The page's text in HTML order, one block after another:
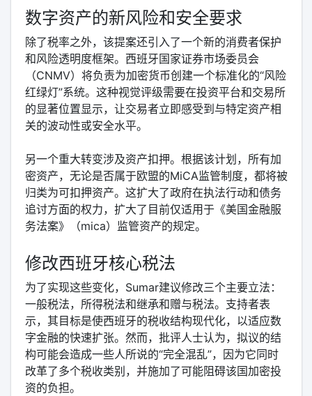
数字资产的新风险和安全要求
除了税率之外，该提案还引入了一个新的消费者保护
和风险透明度框架。西班牙国家证券市场委员会
（CNMV）将负责为加密货币创建一个标准化的“风险
红绿灯”系统。这种视觉评级需要在投资平台和交易所
的显著位置显示，让交易者立即感受到与特定资产相
关的波动性或安全水平。
另一个重大转变涉及资产扣押。根据该计划，所有加
密资产，无论是否属于欧盟的MiCA监管制度，都将被
归类为可扣押资产。这扩大了政府在执法行动和债务
追讨方面的权力，扩大了目前仅适用于《美国金融服
务法案》（mica）监管资产的规定。
修改西班牙核心税法
为了实现这些变化，Sumar建议修改三个主要立法：
一般税法，所得税法和继承和赠与税法。支持者表
示，其目标是使西班牙的税收结构现代化，以适应数
字金融的快速扩张。然而，批评人士认为，拟议的结
构可能会造成一些人所说的“完全混乱”，因为它同时
改革了多个税收类别，并施加了可能阻碍该国加密投
资的负担。